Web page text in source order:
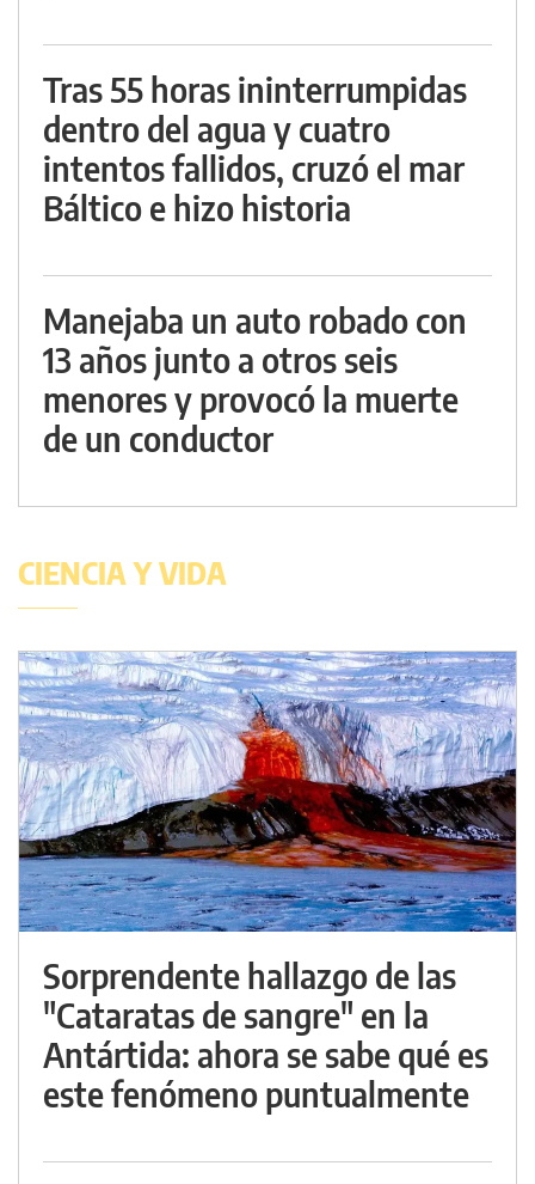
Tras 55 horas ininterrumpidas
dentro del agua y cuatro
intentos fallidos, cruzó el mar
Báltico e hizo historia
Manejaba un auto robado con
13 años junto a otros seis
menores y provocó la muerte
de un conductor
CIENCIA Y VIDA
Sorprendente hallazgo de las
"Cataratas de sangre" en la
Antártida: ahora se sabe qué es
este fenómeno puntualmente